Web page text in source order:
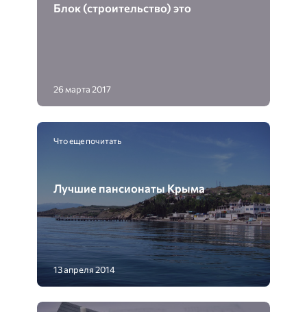
Блок (строительство) это
26 марта 2017
Что еще почитать
Лучшие пансионаты Крыма
13 апреля 2014